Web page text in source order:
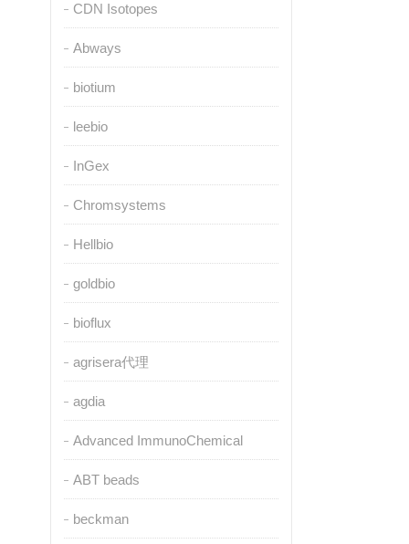
CDN Isotopes
Abways
biotium
leebio
InGex
Chromsystems
Hellbio
goldbio
bioflux
agrisera代理
agdia
Advanced ImmunoChemical
ABT beads
beckman